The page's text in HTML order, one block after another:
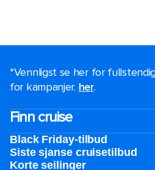
*Vennligst se her for
for kampanjer. her.
Finn cruise
Black Friday-tilbud
Siste sjanse cruisetilbud
Korte seilinger